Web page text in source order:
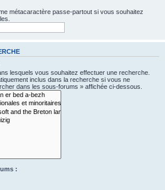
métacaractère passe-partout si vous souhaitez
lesquels vous souhaitez effectuer une recherche.
inclus dans la recherche si vous ne
dans les sous-forums » affichée ci-dessous.
: